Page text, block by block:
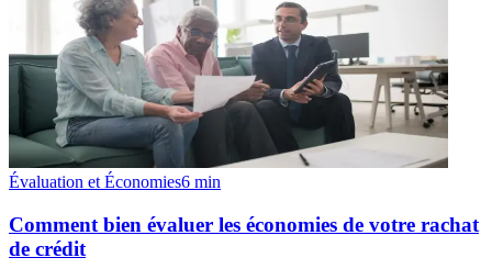
Évaluation et Économies6 min
Comment bien évaluer les économies de votre rachat
de crédit